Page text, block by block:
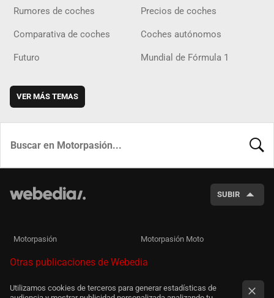
Rumores de coches Precios de coches
Comparativa de coches Coches autónomos
Futuro Mundial de Fórmula 1
VER MÁS TEMAS
SUBIR
Motorpasión Motorpasión Moto
Otras publicaciones de Webedia
Utilizamos cookies de terceros para generar estadísticas de